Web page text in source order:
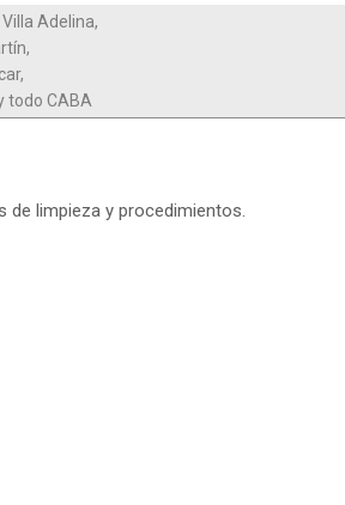
Adelina,
todo CABA
de limpieza y procedimientos.